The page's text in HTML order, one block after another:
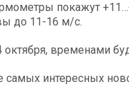
покажут
до 11-16 м/с.
октября, временами
самых интересных